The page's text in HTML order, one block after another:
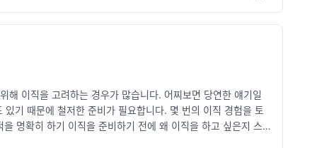
진행 상황을 실시간으로 추적합니다.예를 들어 “Fixed” 상태
입장에서의 불편함저 역시 개발자로서 현재 이 문제를 체감하
만들어져 있는데, 이들 대부분이 아직 패치가 적용되지 않아
론macOS 26 “Tahoe”에서 Electron 기반 앱이 느려지는 현
있습니다.하지만 사용자는 직접 이 문제를 해결할 수 없고, 각
사이트(shamelectron)를 참고해사용하는 앱의 업데이트 여부
해 이직을 고려하는 경우가 많습니다. 어찌보면 당연한 얘기일
기 때문에 철저한 준비가 필요합니다. 몇 번의 이직 경험을 토
명확히 하기 이직을 준비하기 전에 왜 이직을 하고 싶은지 스